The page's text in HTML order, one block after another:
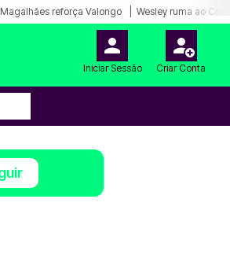
reforça Valongo Wesley ruma ao
Iniciar Sessão Criar Conta